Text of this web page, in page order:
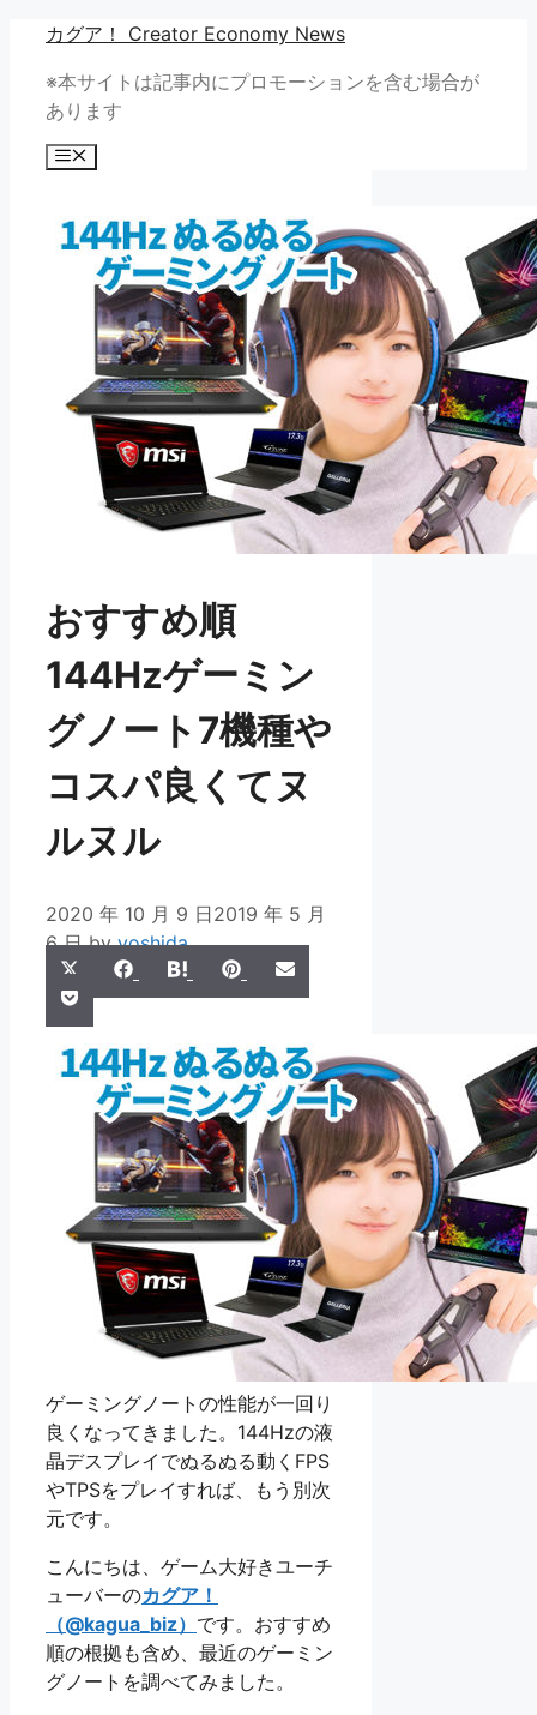
カグア！ Creator Economy News
※本サイトは記事内にプロモーションを含む場合が
あります
メ
ー
おすすめ順
144Hzゲーミン
グノート7機種や
コスパ良くてヌ
ルヌル
2020 年 10 月 9 日2019 年 5 月
6 日 byyoshida
Share
on
(Twitter)
Share
on
Facebook
Share
on
Hatena Share
on
PinterestShare
on
Share
on
Pocket
ゲーミングノートの性能が一回り
良くなってきました。144Hzの液
晶デスプレイでぬるぬる動くFPS
やTPSをプレイすれば、もう別次
元です。
こんにちは、ゲーム大好きユーチ
ューバーのカグア！
（@kagua_biz） です。おすすめ
順の根拠も含め、最近のゲーミン
グノートを調べてみました。